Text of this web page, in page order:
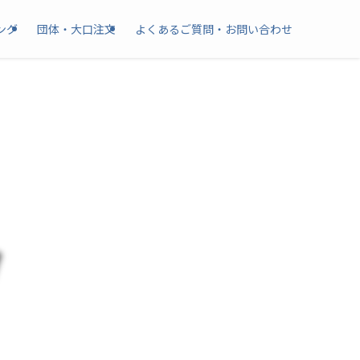
グ 団体・大口注文 よくあるご質問・お問い合わせ